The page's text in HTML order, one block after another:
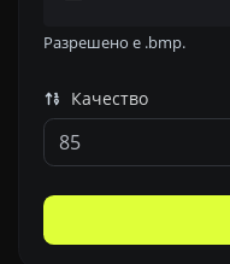
Разрешено е .bmp.
Качество